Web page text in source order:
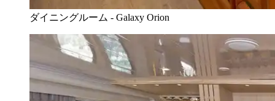
ダイニングルーム - Galaxy Orion